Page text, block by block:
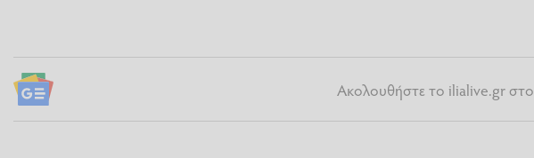
Ακολουθήστε το ilialive.gr στο